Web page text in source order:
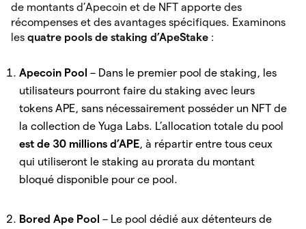
de montants d’Apecoin et de NFT apporte des
récompenses et des avantages spécifiques. Examinons
les quatre pools de staking d’ApeStake :
Apecoin Pool – Dans le premier pool de staking, les
utilisateurs pourront faire du staking avec leurs
tokens APE, sans nécessairement posséder un NFT de
la collection de Yuga Labs. L’allocation totale du pool
est de 30 millions d’APE, à répartir entre tous ceux
qui utiliseront le staking au prorata du montant
bloqué disponible pour ce pool.
Bored Ape Pool – Le pool dédié aux détenteurs de